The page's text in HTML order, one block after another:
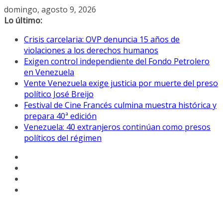
Saltar
al
domingo, agosto 9, 2026
Lo último:
Crisis carcelaria: OVP denuncia 15 años de
violaciones a los derechos humanos
Exigen control independiente del Fondo Petrolero
en Venezuela
Vente Venezuela exige justicia por muerte del preso
político José Breijo
Festival de Cine Francés culmina muestra histórica y
prepara 40ª edición
Venezuela: 40 extranjeros continúan como presos
políticos del régimen